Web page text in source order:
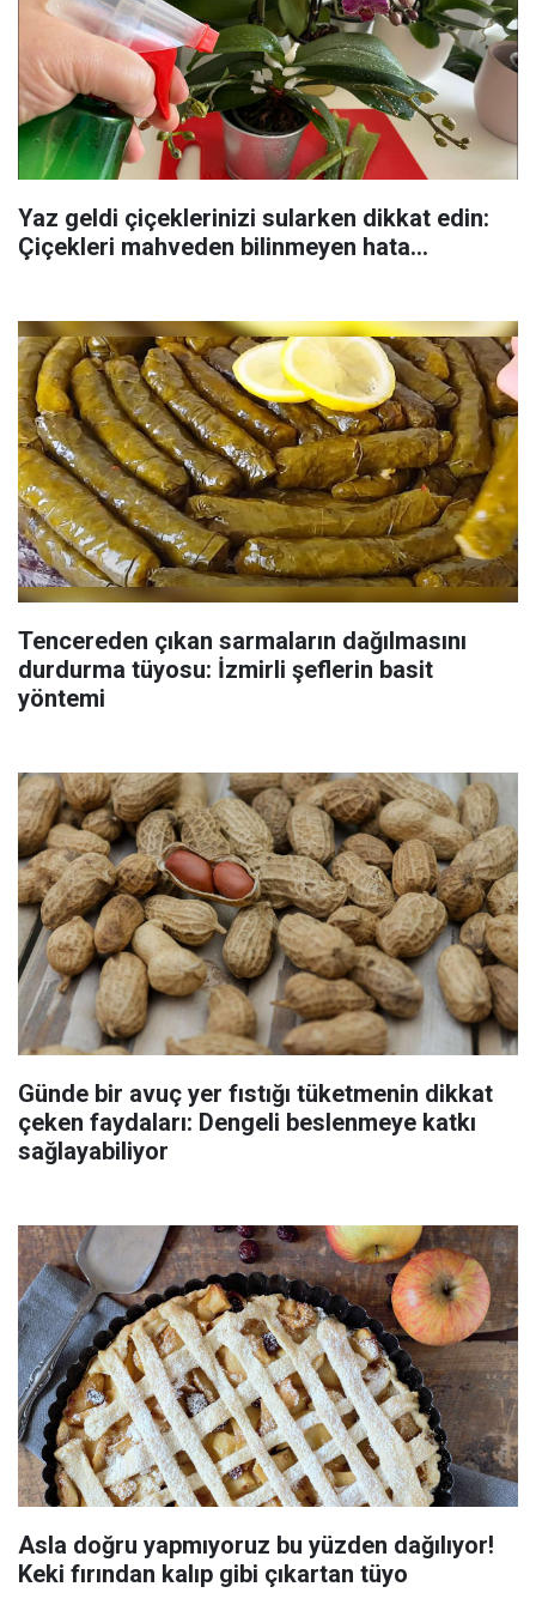
Yaz geldi çiçeklerinizi sularken dikkat edin:
Çiçekleri mahveden bilinmeyen hata...
Tencereden çıkan sarmaların dağılmasını
durdurma tüyosu: İzmirli şeflerin basit
yöntemi
Günde bir avuç yer fıstığı tüketmenin dikkat
çeken faydaları: Dengeli beslenmeye katkı
sağlayabiliyor
Asla doğru yapmıyoruz bu yüzden dağılıyor!
Keki fırından kalıp gibi çıkartan tüyo